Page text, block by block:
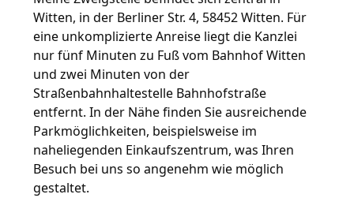
Witten, in der Berliner Str. 4, 58452 Witten. Für
eine unkomplizierte Anreise liegt die Kanzlei
nur fünf Minuten zu Fuß vom Bahnhof Witten
und zwei Minuten von der
Straßenbahnhaltestelle Bahnhofstraße
entfernt. In der Nähe finden Sie ausreichende
Parkmöglichkeiten, beispielsweise im
naheliegenden Einkaufszentrum, was Ihren
Besuch bei uns so angenehm wie möglich
gestaltet.